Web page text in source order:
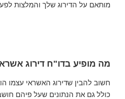
מותאם על הדירוג שלך והמלצות
מה מופיע בדו"ח דירוג
חשוב להבין שדירוג האשראי עצמו
כולל גם את הנתונים שעל פיהם